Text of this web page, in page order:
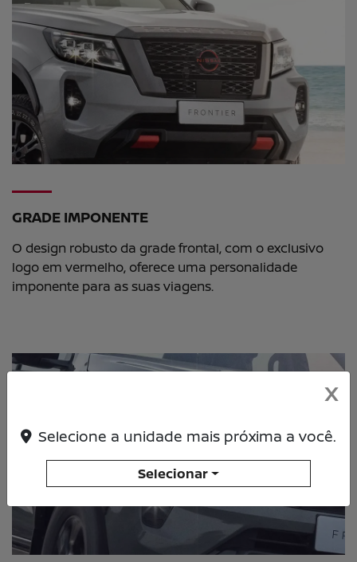
GRADE IMPONENTE
O design robusto da grade frontal, com o exclusivo
logo em vermelho, oferece uma personalidade
imponente para as suas viagens.
X
Selecione a unidade mais próxima a você.
Selecionar